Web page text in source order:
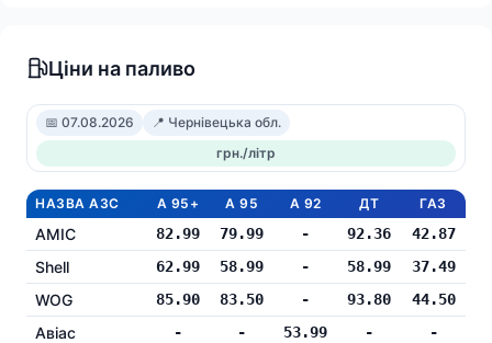
Ціни на паливо
📅 07.08.2026
📍 Чернівецька обл.
грн./літр
НАЗВА АЗС А 95+ А 95 А 92 ДТ ГАЗ
АМІС 82.99 79.99 - 92.36 42.87
Shell 62.99 58.99 - 58.99 37.49
WOG 85.90 83.50 - 93.80 44.50
Авіас - - 53.99 - -